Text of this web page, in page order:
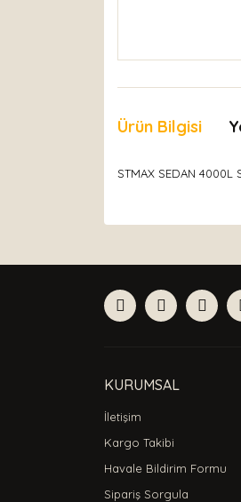
Ürün Bilgisi
STMAX SEDAN 4000L
Ürün
Bu ürüne benzer
KURUMSAL
İletişim
Kargo Takibi
Havale Bildirim Formu
Sipariş Sorgula